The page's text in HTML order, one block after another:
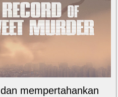
mempertahankan